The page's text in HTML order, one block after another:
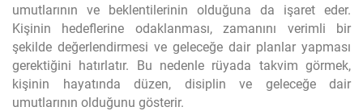
umutlarının ve beklentilerinin olduğuna da işaret eder.
Kişinin hedeflerine odaklanması, zamanını verimli bir
şekilde değerlendirmesi ve geleceğe dair planlar yapması
gerektiğini hatırlatır. Bu nedenle rüyada takvim görmek,
kişinin hayatında düzen, disiplin ve geleceğe dair
umutlarının olduğunu gösterir.